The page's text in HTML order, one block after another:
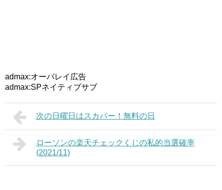
admax:オーバレイ広告
admax:SPネイティブサブ
次の日曜日はスカパー！無料の日
ローソンの楽天チェックくじの私的当選確率
(2021/11)